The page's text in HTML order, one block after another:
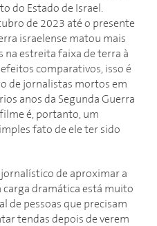
do Estado de Israel.
de 2023 até o presente
israelense matou mais
na estreita faixa de terra à
comparativos, isso é
de jornalistas mortos em
anos da Segunda Guerra
é, portanto, um
fato de ele ter sido
de aproximar a
carga dramática está muito
de pessoas que precisam
tendas depois de verem